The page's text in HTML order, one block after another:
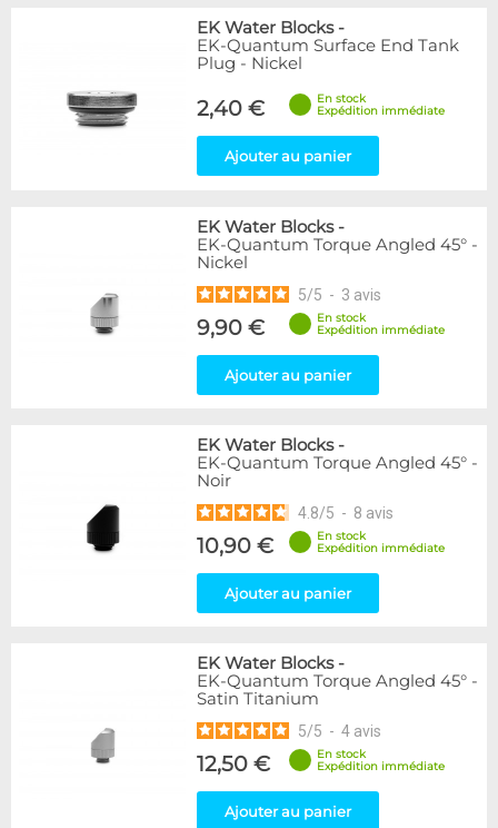
EK Water Blocks-
EK-Quantum Surface End Tank
Plug - Nickel
2,40 €
En stock
Expédition immédiate
Ajouter au panier
EK Water Blocks-
EK-Quantum Torque Angled 45° -
Nickel
5/5 - 3 avis
9,90 €
En stock
Expédition immédiate
Ajouter au panier
EK Water Blocks-
EK-Quantum Torque Angled 45° -
Noir
4.8/5 - 8 avis
10,90 €
En stock
Expédition immédiate
Ajouter au panier
EK Water Blocks-
EK-Quantum Torque Angled 45° -
Satin Titanium
5/5 - 4 avis
12,50 €
En stock
Expédition immédiate
Ajouter au panier